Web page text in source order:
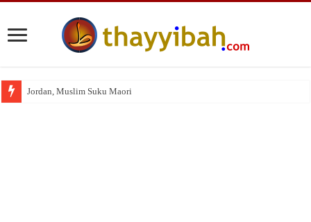
Jordan, Muslim Suku Maori